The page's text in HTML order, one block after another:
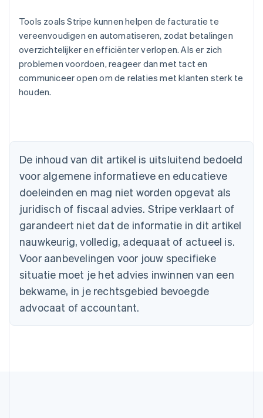
Tools zoals Stripe kunnen helpen de facturatie te
vereenvoudigen en automatiseren, zodat betalingen
overzichtelijker en efficiënter verlopen. Als er zich
problemen voordoen, reageer dan met tact en
communiceer open om de relaties met klanten sterk te
houden.
De inhoud van dit artikel is uitsluitend bedoeld
voor algemene informatieve en educatieve
doeleinden en mag niet worden opgevat als
juridisch of fiscaal advies. Stripe verklaart of
garandeert niet dat de informatie in dit artikel
nauwkeurig, volledig, adequaat of actueel is.
Voor aanbevelingen voor jouw specifieke
situatie moet je het advies inwinnen van een
bekwame, in je rechtsgebied bevoegde
advocaat of accountant.
België
Brazilië
PortuguêsEnglish
Bulgarije
English
Canada
English Français
Cyprus
English
Denemarken
Duitsland
DeutschEnglish
Estland
English
Finland